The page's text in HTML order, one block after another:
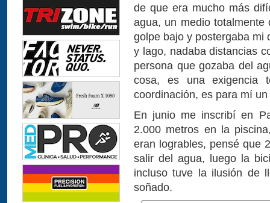
de que era mucho más
agua, un medio
golpe bajo y postergaba mi
y lago, nadaba distancias
persona que gozaba del
cosa, es una exigencia
coordinación, es para mí
En junio me inscribí en
2.000 metros en la
eran logrables, pensé que
salir del agua, luego la
incluso tuve la ilusión de
soñado.